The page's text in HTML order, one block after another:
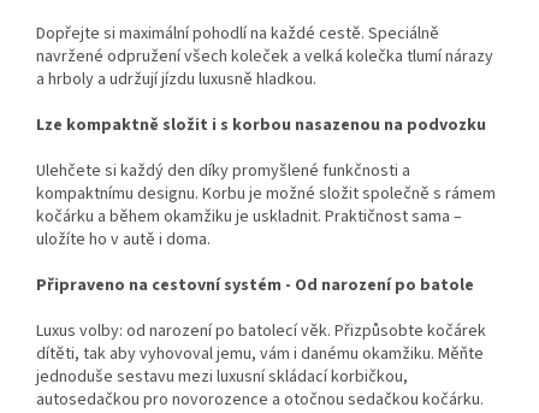
Dopřejte si maximální pohodlí na každé cestě. Speciálně
navržené odpružení všech koleček a velká kolečka tlumí nárazy
a hrboly a udržují jízdu luxusně hladkou.
Lze kompaktně složit i s korbou nasazenou na podvozku
Ulehčete si každý den díky promyšlené funkčnosti a
kompaktnímu designu. Korbu je možné složit společně s rámem
kočárku a během okamžiku je uskladnit. Praktičnost sama –
uložíte ho v autě i doma.
Připraveno na cestovní systém - Od narození po batole
Luxus volby: od narození po batolecí věk. Přizpůsobte kočárek
dítěti, tak aby vyhovoval jemu, vám i danému okamžiku. Měňte
jednoduše sestavu mezi luxusní skládací korbičkou,
autosedačkou pro novorozence a otočnou sedačkou kočárku.